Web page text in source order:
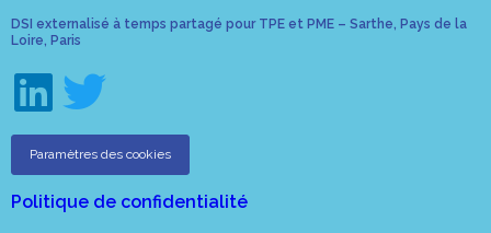
DSI externalisé à temps partagé pour TPE et PME – Sarthe, Pays de la
Loire, Paris
Paramètres des cookies
Politique de confidentialité